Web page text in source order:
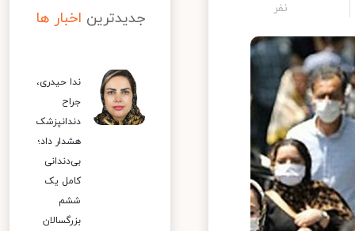
نفر
جدیدترین اخبار ها
ندا حیدری،
جراح
دندانپزشک
هشدار داد؛
بی‌دندانی
کامل یک
ششم
بزرگسالان